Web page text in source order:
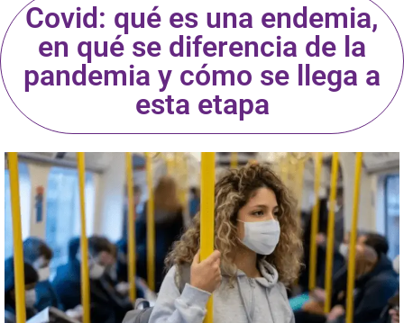
Covid: qué es una endemia,
en qué se diferencia de la
pandemia y cómo se llega a
esta etapa